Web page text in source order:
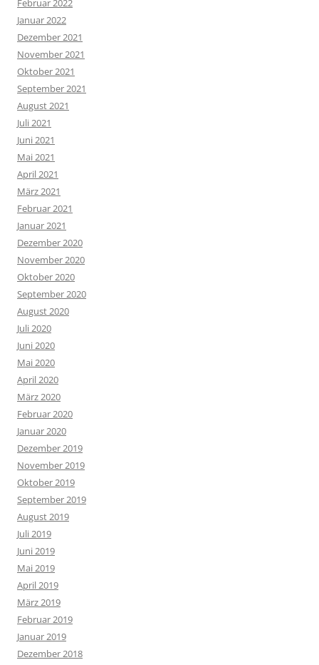
Februar 2022
Januar 2022
Dezember 2021
November 2021
Oktober 2021
September 2021
August 2021
Juli 2021
Juni 2021
Mai 2021
April 2021
März 2021
Februar 2021
Januar 2021
Dezember 2020
November 2020
Oktober 2020
September 2020
August 2020
Juli 2020
Juni 2020
Mai 2020
April 2020
März 2020
Februar 2020
Januar 2020
Dezember 2019
November 2019
Oktober 2019
September 2019
August 2019
Juli 2019
Juni 2019
Mai 2019
April 2019
März 2019
Februar 2019
Januar 2019
Dezember 2018